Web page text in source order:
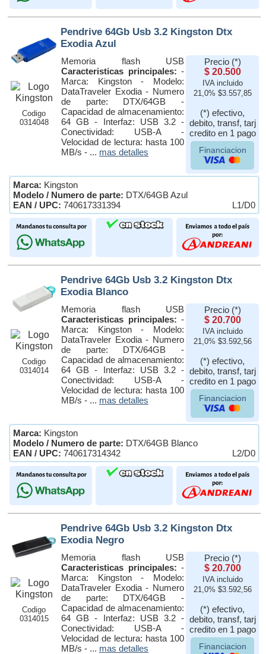
Codigo
0314048
Pendrive 64Gb Usb 3.2 Kingston Dtx
Exodia Azul
Memoria flash USB
Caracteristicas principales: -
Marca: Kingston - Modelo:
DataTraveler Exodia - Numero
de parte: DTX/64GB -
Capacidad de almacenamiento:
64 GB - Interfaz: USB 3.2 -
Conectividad: USB-A -
Velocidad de lectura: hasta 100
MB/s - ... mas detalles
Precio (*)
$ 20.500
IVA incluido
21,0% $3.557,85
(*) efectivo,
debito, transf, tarj
credito en 1 pago
Financiacion
Marca: Kingston
Modelo / Numero de parte: DTX/64GB Azul
EAN / UPC: 740617331394 L1/D0
Codigo
0314014
Pendrive 64Gb Usb 3.2 Kingston Dtx
Exodia Blanco
Memoria flash USB
Caracteristicas principales: -
Marca: Kingston - Modelo:
DataTraveler Exodia - Numero
de parte: DTX/64GB -
Capacidad de almacenamiento:
64 GB - Interfaz: USB 3.2 -
Conectividad: USB-A -
Velocidad de lectura: hasta 100
MB/s - ... mas detalles
Precio (*)
$ 20.700
IVA incluido
21,0% $3.592,56
(*) efectivo,
debito, transf, tarj
credito en 1 pago
Financiacion
Marca: Kingston
Modelo / Numero de parte: DTX/64GB Blanco
EAN / UPC: 740617314342 L2/D0
Codigo
0314015
Pendrive 64Gb Usb 3.2 Kingston Dtx
Exodia Negro
Memoria flash USB
Caracteristicas principales: -
Marca: Kingston - Modelo:
DataTraveler Exodia - Numero
de parte: DTX/64GB -
Capacidad de almacenamiento:
64 GB - Interfaz: USB 3.2 -
Conectividad: USB-A -
Velocidad de lectura: hasta 100
MB/s - ... mas detalles
Precio (*)
$ 20.700
IVA incluido
21,0% $3.592,56
(*) efectivo,
debito, transf, tarj
credito en 1 pago
Financiacion